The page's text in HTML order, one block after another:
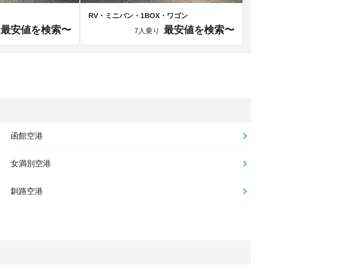
最安値を検索〜
RV・ミニバン・1BOX・ワゴン
7人乗り
最安値を検索〜
函館空港
女満別空港
釧路空港